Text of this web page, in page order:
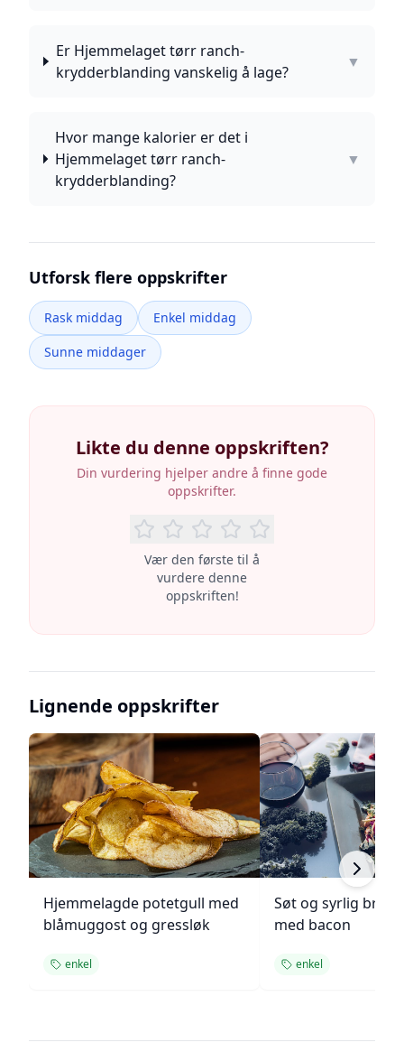
Er Hjemmelaget tørr ranch-
krydderblanding vanskelig å lage?
▼
Hvor mange kalorier er det i
Hjemmelaget tørr ranch-
krydderblanding?
▼
Utforsk flere oppskrifter
Rask middag
Enkel middag
Sunne middager
Likte du denne oppskriften?
Din vurdering hjelper andre å finne gode
oppskrifter.
Vær den første til å
vurdere denne
oppskriften!
Lignende oppskrifter
Hjemmelagde potetgull med
blåmuggost og gressløk
enkel
Søt og syrlig
med bacon
enkel